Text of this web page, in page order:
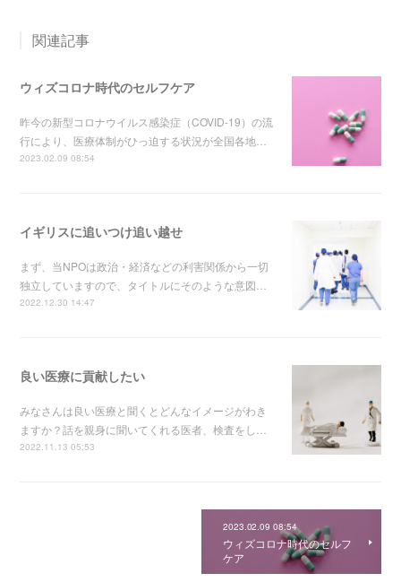
関連記事
ウィズコロナ時代のセルフケア
昨今の新型コロナウイルス感染症（COVID-19）の流
行により、医療体制がひっ迫する状況が全国各地…
2023.02.09 08:54
イギリスに追いつけ追い越せ
まず、当NPOは政治・経済などの利害関係から一切
独立していますので、タイトルにそのような意図…
2022.12.30 14:47
良い医療に貢献したい
みなさんは良い医療と聞くとどんなイメージがわき
ますか？話を親身に聞いてくれる医者、検査をし…
2022.11.13 05:53
2023.02.09 08:54
ウィズコロナ時代のセルフ
ケア